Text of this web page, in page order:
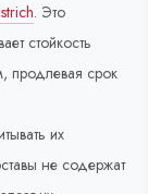
. Это
стойкость
продлевая срок
их
не содержат